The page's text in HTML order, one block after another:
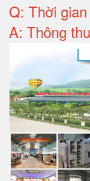
Q: Thời
A: Thông